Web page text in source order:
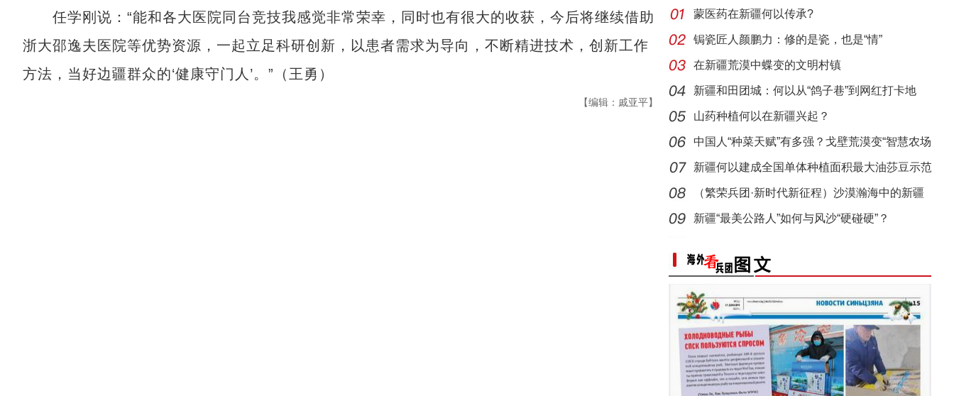
任学刚说：“能和各大医院同台竞技我感觉非常荣幸，同时也有很大的收获，今后将继续借助
浙大邵逸夫医院等优势资源，一起立足科研创新，以患者需求为导向，不断精进技术，创新工作
方法，当好边疆群众的‘健康守门人’。”（王勇）
【编辑：戚亚平】
蒙医药在新疆何以传承?
锔瓷匠人颜鹏力：修的是瓷，也是“情”
在新疆荒漠中蝶变的文明村镇
新疆和田团城：何以从“鸽子巷”到网红打卡地
山药种植何以在新疆兴起？
中国人“种菜天赋”有多强？戈壁荒漠变“智慧农场
新疆何以建成全国单体种植面积最大油莎豆示范
基地
（繁荣兵团·新时代新征程）沙漠瀚海中的新疆
兵团
新疆“最美公路人”如何与风沙“硬碰硬”？